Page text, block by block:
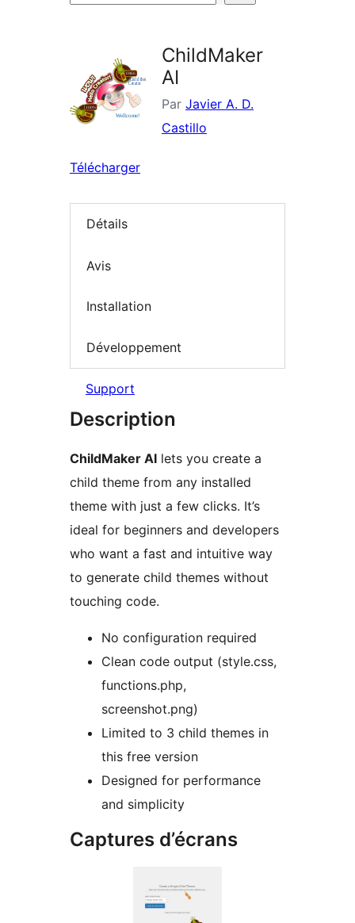
ChildMaker
AI
Par Javier A. D.
Castillo
Télécharger
Détails
Avis
Installation
Développement
Support
Description
ChildMaker AI lets you create a
child theme from any installed
theme with just a few clicks. It’s
ideal for beginners and developers
who want a fast and intuitive way
to generate child themes without
touching code.
No configuration required
Clean code output (style.css,
functions.php,
screenshot.png)
Limited to 3 child themes in
this free version
Designed for performance
and simplicity
Captures d’écrans